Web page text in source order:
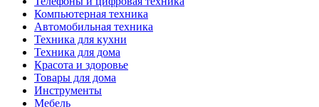
Компьютерная техника
Автомобильная техника
Техника для кухни
Техника для дома
Красота и здоровье
Товары для дома
Инструменты
Мебель